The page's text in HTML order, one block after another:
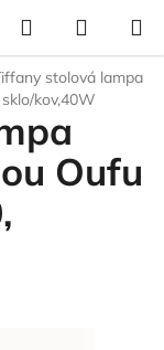
Hľadať
KOŠÍK
stolová lampa
kov,40W
Oufu